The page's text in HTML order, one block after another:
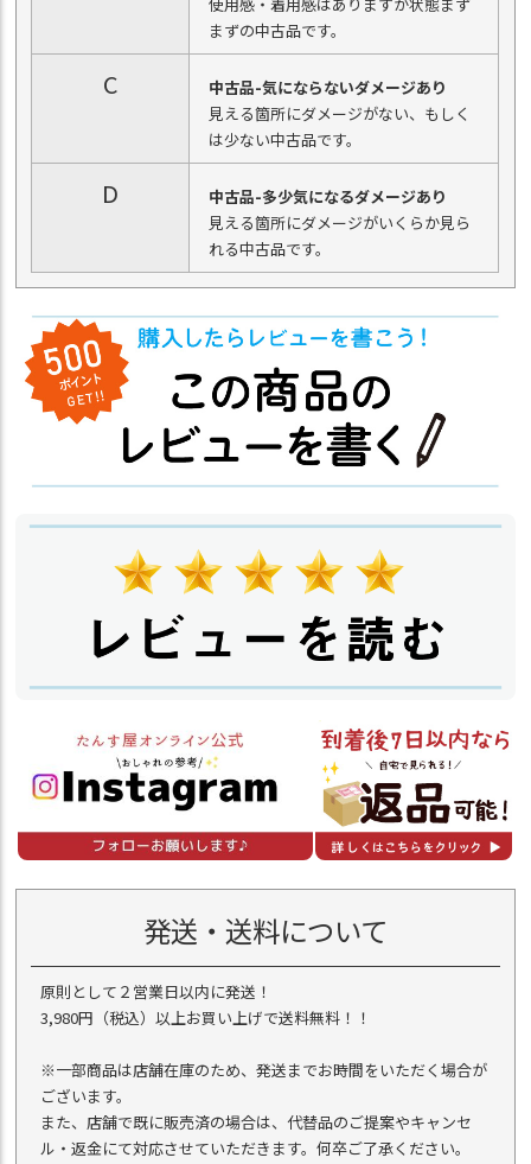
まずの中古品です。
C
中古品-気にならないダメージあり
見える箇所にダメージがない、もしく
は少ない中古品です。
D
中古品-多少気になるダメージあり
見える箇所にダメージがいくらか見ら
れる中古品です。
発送・送料について
原則として２営業日以内に発送！
3,980円（税込）以上お買い上げで送料無料！！
※一部商品は店舗在庫のため、発送までお時間をいただく場合が
ございます。
また、店舗で既に販売済の場合は、代替品のご提案やキャンセ
ル・返金にて対応させていただきます。何卒ご了承ください。